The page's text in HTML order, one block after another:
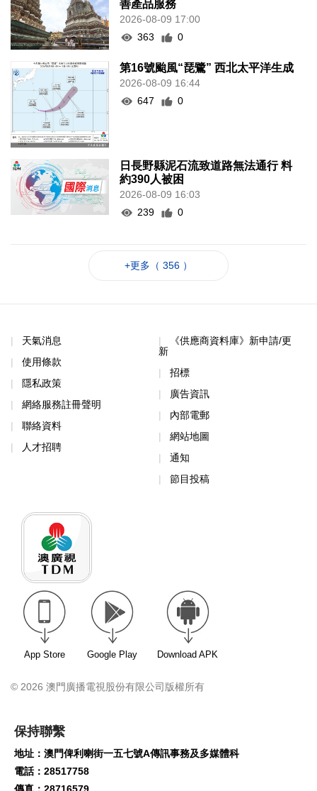
善產品服務
2026-08-09 17:00
363
0
第16號颱風“琵鷺” 西北太平洋生成
2026-08-09 16:44
647
0
日長野縣泥石流致道路無法通行 料
約390人被困
2026-08-09 16:03
239
0
+更多（ 356 ）
天氣消息
使用條款
隱私政策
網絡服務註冊聲明
聯絡資料
人才招聘
《供應商資料庫》新申請/更
新
招標
廣告資訊
內部電郵
網站地圖
通知
節目投稿
App Store Google Play Download APK
© 2026 澳門廣播電視股份有限公司版權所有
保持聯繫
地址：澳門俾利喇街一五七號A傳訊事務及多媒體科
電話：28517758